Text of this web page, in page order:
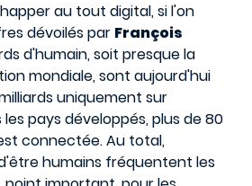
au tout digital, si l'on
dévoilés par François
d'humain, soit presque la
mondiale, sont aujourd'hui
uniquement sur
pays développés, plus de 80
connectée. Au total,
humains fréquentent les